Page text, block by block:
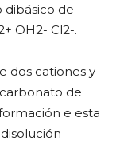
dibásico de
OH2- Cl2-.
dos cationes y
de
e esta